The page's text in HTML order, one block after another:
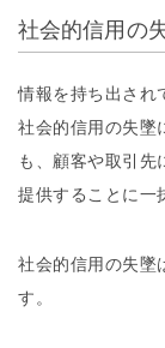
社会的信用の
情報を持ち出され
社会的信用の失墜
も、顧客や取引先
提供することに一
社会的信用の失墜
す。